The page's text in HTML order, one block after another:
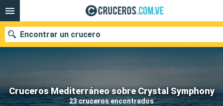
Cruceros Mediterráneo sobre Crystal Symphony
23 cruceros encontrados
Encontrar un crucero
Nuestros destinos